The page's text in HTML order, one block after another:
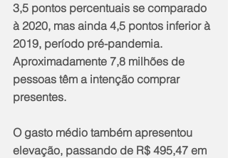
3,5 pontos percentuais se comparado
à 2020, mas ainda 4,5 pontos inferior à
2019, período pré-pandemia.
Aproximadamente 7,8 milhões de
pessoas têm a intenção comprar
presentes.
O gasto médio também apresentou
elevação, passando de R$ 495,47 em